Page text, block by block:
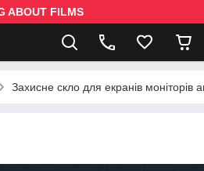
ABOUT FILMS
Захисне скло для екранів моніторів